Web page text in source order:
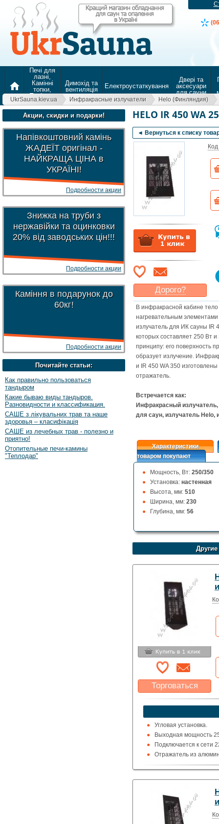
home
Печі для
лазні,
Камінні
топки,
Печі для
опалення
Димохід та
вентиляція
Електроустаткування
Двері та
аксесуари
для сауни
UkrSauna.kiev.ua Инфракрасные излучатели Helo (Финляндия)
Акции, скидки и подарки!
Напівкоштовний камінь
ЖАДЕЇТ оригінал -
НАЙКРАЩА ЦІНА в
УКРАЇНІ!
Подробности акции
Знижка на труби з
нержавійки та оцинковки
20% від заводських цін!!!
Подробности акции
Каміння в подарунок до
60кг!
Подробности акции
Почитайте статьи:
Как правильно пользоваться
тандыром
Какие бываю виды тандыров.
Разновидности и классификация.
САШЕ з лікувальних трав та наше
здоровья – класифікація
САШЕ из лечебных трав - полезно и
приятно!
Отопительные печи-камины
"Теплодар"
HELO IR 450 WA
◄ Вернуться к списку
Дорого?
Какая ценамогла бы
Васустроить?
Указать цену
В инфракрасной кабине
нагревательным
излучатель для ИК сауны IR
которых составляет 250 Вт
принципу: его поверхность
образует излучение.
и IR 450 WA 350
отражатель.
Встречается как:
Инфракрасный
для саун, излучатель
Характеристики
товаром покупают
Мощность, Вт: 250/350
Установка: настенная
Высота, мм: 510
Ширина, мм: 230
Глубина, мм: 56
Торговаться
Какая цена Вас
устроит?
Указать цену
Угловая установка.
Выходная мощность
Подключается к сети
Отражатель из
Излучатель из